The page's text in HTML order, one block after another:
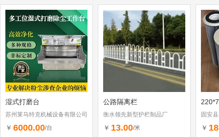
湿式打磨台
苏州莱马特克机械设备有限公司
￥ 6000.00/台
公路隔离栏
衡水领先新型护栏制品厂
￥ 13.00/米
固安
￥